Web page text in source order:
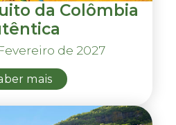
da Colômbia
de 2027
mais